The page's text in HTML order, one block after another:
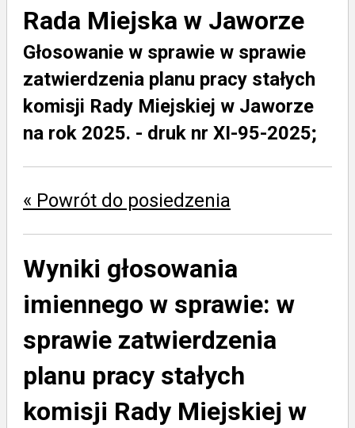
Rada Miejska w Jaworze
Głosowanie w sprawie w sprawie
zatwierdzenia planu pracy stałych
komisji Rady Miejskiej w Jaworze
na rok 2025. - druk nr XI-95-2025;
« Powrót do posiedzenia
Wyniki głosowania
imiennego w sprawie: w
sprawie zatwierdzenia
planu pracy stałych
komisji Rady Miejskiej w